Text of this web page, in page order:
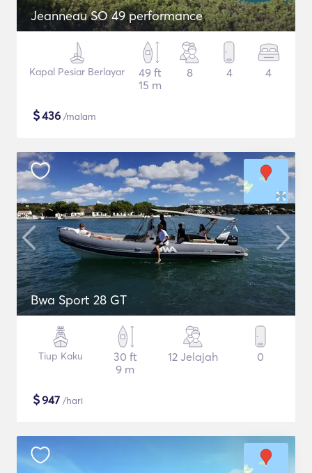
Jeanneau SO 49 performance
Kapal Pesiar Berlayar
49 ft
15 m
8 4 4
$436 /malam
Bwa Sport 28 GT
Tiup Kaku
30 ft
9 m
12 Jelajah 0
$947 /hari